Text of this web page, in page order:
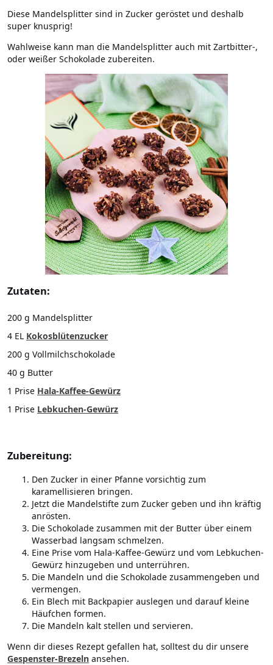
Diese Mandelsplitter sind in Zucker geröstet und deshalb
super knusprig!
Wahlweise kann man die Mandelsplitter auch mit Zartbitter-,
oder weißer Schokolade zubereiten.
Zutaten:
200 g Mandelsplitter
4 EL Kokosblütenzucker
200 g Vollmilchschokolade
40 g Butter
1 Prise Hala-Kaffee-Gewürz
1 Prise Lebkuchen-Gewürz
Zubereitung:
Den Zucker in einer Pfanne vorsichtig zum
karamellisieren bringen.
Jetzt die Mandelstifte zum Zucker geben und ihn kräftig
anrösten.
Die Schokolade zusammen mit der Butter über einem
Wasserbad langsam schmelzen.
Eine Prise vom Hala-Kaffee-Gewürz und vom Lebkuchen-
Gewürz hinzugeben und unterrühren.
Die Mandeln und die Schokolade zusammengeben und
vermengen.
Ein Blech mit Backpapier auslegen und darauf kleine
Häufchen formen.
Die Mandeln kalt stellen und servieren.
Wenn dir dieses Rezept gefallen hat, solltest du dir unsere
Gespenster-Brezeln ansehen.